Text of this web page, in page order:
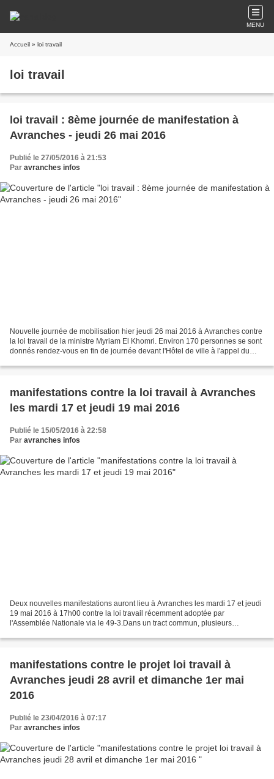
MENU
Accueil » loi travail
loi travail
loi travail : 8ème journée de manifestation à
Avranches - jeudi 26 mai 2016
Publié le 27/05/2016 à 21:53
Par avranches infos
Nouvelle journée de mobilisation hier jeudi 26 mai 2016 à Avranches contre
la loi travail de la ministre Myriam El Khomri. Environ 170 personnes se sont
donnés rendez-vous en fin de journée devant l'Hôtel de ville à l'appel du
manifestations contre la loi travail à Avranches
les mardi 17 et jeudi 19 mai 2016
Publié le 15/05/2016 à 22:58
Par avranches infos
Deux nouvelles manifestations auront lieu à Avranches les mardi 17 et jeudi
19 mai 2016 à 17h00 contre la loi travail récemment adoptée par
l'Assemblée Nationale via le 49-3.Dans un tract commun, plusieurs
manifestations contre le projet loi travail à
Avranches jeudi 28 avril et dimanche 1er mai
2016
Publié le 23/04/2016 à 07:17
Par avranches infos